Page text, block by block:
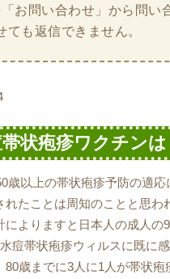
お問い合わせ」から問い
ても返信できません。
状疱疹ワクチンは
歳以上の帯状疱疹予防の適応
れたことは周知のことと思わ
によりますと日本人の成人の9
痘帯状疱疹ウィルスに既に
80歳までに3人に1人が帯状疱